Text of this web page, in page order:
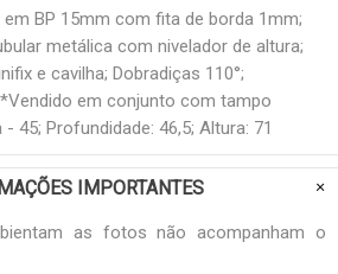
BP 15mm com fita de borda 1mm;
metálica com nivelador de altura;
e cavilha; Dobradiças 110°;
em conjunto com tampo
45; Profundidade: 46,5; Altura: 71
IMPORTANTES
as fotos não acompanham o